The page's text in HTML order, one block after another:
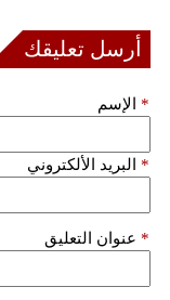
أرسل تعليقك
الإسم *
البريد الألكتروني *
عنوان التعليق *